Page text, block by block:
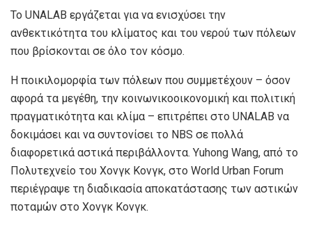
Το UNALAB εργάζεται για να ενισχύσει την
ανθεκτικότητα του κλίματος και του νερού των πόλεων
που βρίσκονται σε όλο τον κόσμο.
Η ποικιλομορφία των πόλεων που συμμετέχουν – όσον
αφορά τα μεγέθη, την κοινωνικοοικονομική και πολιτική
πραγματικότητα και κλίμα – επιτρέπει στο UNALAB να
δοκιμάσει και να συντονίσει το NBS σε πολλά
διαφορετικά αστικά περιβάλλοντα. Yuhong Wang, από το
Πολυτεχνείο του Χονγκ Κονγκ, στο World Urban Forum
περιέγραψε τη διαδικασία αποκατάστασης των αστικών
ποταμών στο Χονγκ Κονγκ.